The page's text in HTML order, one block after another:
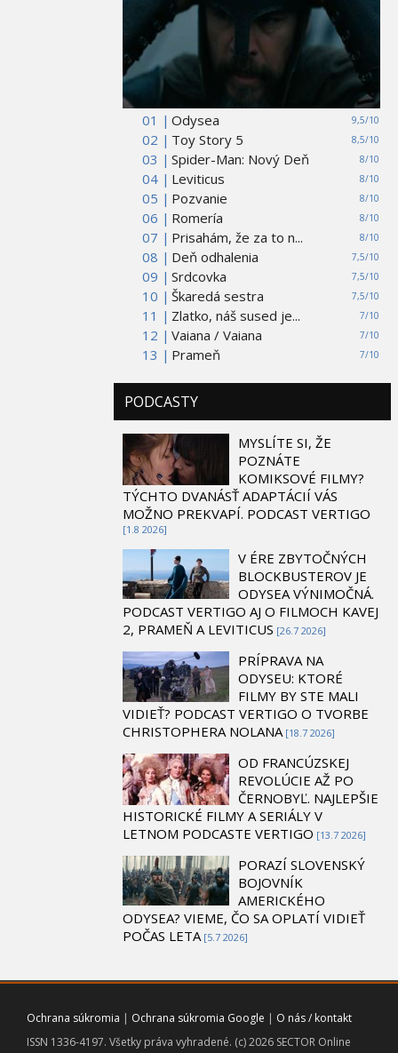
01 | 9,5/10
Odysea
02 |
8,5/10
Toy Story 5
03 |
8/10
Spider-Man: Nový Deň
04 |
8/10
Leviticus
05 |
8/10
Pozvanie
06 |
8/10
Romería
07 |
8/10
Prisahám, že za to n...
08 |
7,5/10
Deň odhalenia
09 |
7,5/10
Srdcovka
10 |
7,5/10
Škaredá sestra
11 |
7/10
Zlatko, náš sused je...
12 |
7/10
Vaiana / Vaiana
13 |
7/10
Prameň
PODCASTY
MYSLÍTE SI, ŽE
POZNÁTE
KOMIKSOVÉ FILMY?
TÝCHTO DVANÁSŤ ADAPTÁCIÍ VÁS
MOŽNO PREKVAPÍ. PODCAST VERTIGO
[1.8 2026]
V ÉRE ZBYTOČNÝCH
BLOCKBUSTEROV JE
ODYSEA VÝNIMOČNÁ.
PODCAST VERTIGO AJ O FILMOCH KAVEJ
2, PRAMEŇ A LEVITICUS [26.7 2026]
PRÍPRAVA NA
ODYSEU: KTORÉ
FILMY BY STE MALI
VIDIEŤ? PODCAST VERTIGO O TVORBE
CHRISTOPHERA NOLANA [18.7 2026]
OD FRANCÚZSKEJ
REVOLÚCIE AŽ PO
ČERNOBYĽ. NAJLEPŠIE
HISTORICKÉ FILMY A SERIÁLY V
LETNOM PODCASTE VERTIGO [13.7 2026]
PORAZÍ SLOVENSKÝ
BOJOVNÍK
AMERICKÉHO
ODYSEA? VIEME, ČO SA OPLATÍ VIDIEŤ
POČAS LETA [5.7 2026]
Ochrana súkromia | Ochrana súkromia Google | O nás / kontakt
ISSN 1336-4197. Všetky práva vyhradené. (c) 2026 SECTOR Online